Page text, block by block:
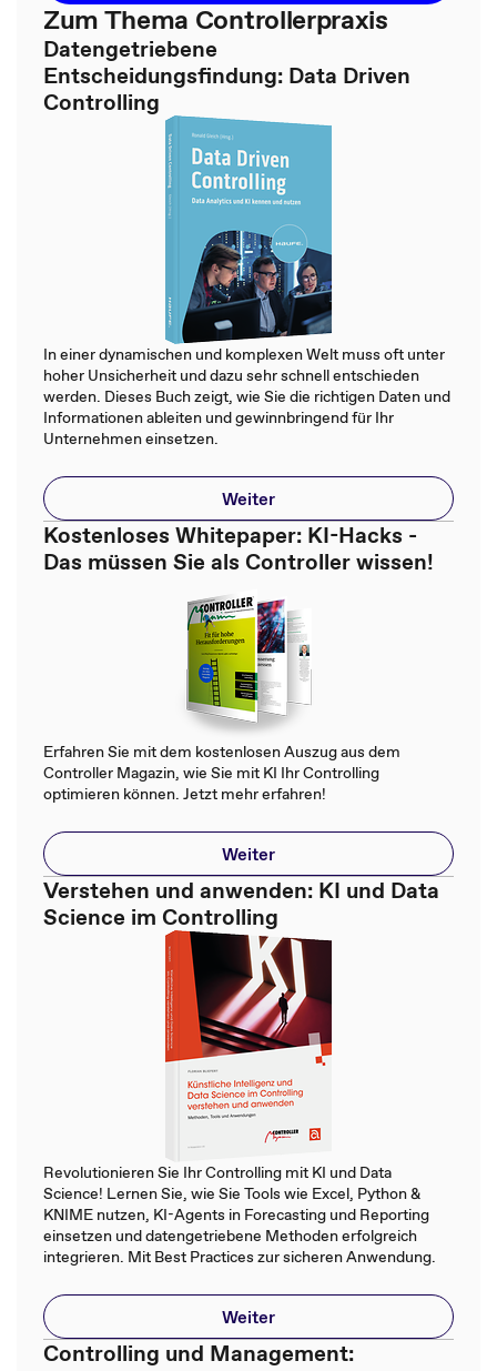
Zum Thema Controllerpraxis
Datengetriebene
Entscheidungsfindung: Data Driven
Controlling
In einer dynamischen und komplexen Welt muss oft unter
hoher Unsicherheit und dazu sehr schnell entschieden
werden. Dieses Buch zeigt, wie Sie die richtigen Daten und
Informationen ableiten und gewinnbringend für Ihr
Unternehmen einsetzen.
Weiter
Kostenloses Whitepaper: KI-Hacks -
Das müssen Sie als Controller wissen!
Erfahren Sie mit dem kostenlosen Auszug aus dem
Controller Magazin, wie Sie mit KI Ihr Controlling
optimieren können. Jetzt mehr erfahren!
Weiter
Verstehen und anwenden: KI und Data
Science im Controlling
Revolutionieren Sie Ihr Controlling mit KI und Data
Science! Lernen Sie, wie Sie Tools wie Excel, Python &
KNIME nutzen, KI-Agents in Forecasting und Reporting
einsetzen und datengetriebene Methoden erfolgreich
integrieren. Mit Best Practices zur sicheren Anwendung.
Weiter
Controlling und Management: